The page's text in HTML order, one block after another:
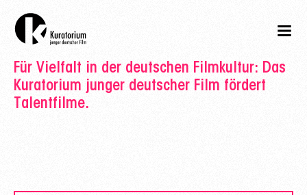
Für Vielfalt in der deutschen Filmkultur: Das
Kuratorium junger deutscher Film fördert
Talentfilme.